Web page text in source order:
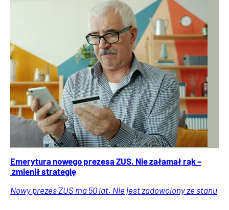
Emerytura nowego prezesa ZUS. Nie załamał rąk –
zmienił strategię
Nowy prezes ZUS ma 50 lat. Nie jest zadowolony ze stanu
swojego konta w ZUS i z prognozowanej emerytury.